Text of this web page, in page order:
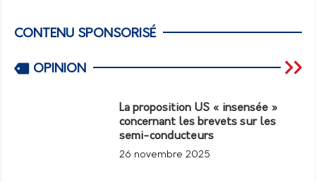
CONTENU SPONSORISÉ
OPINION
La proposition US « insensée »
concernant les brevets sur les
semi-conducteurs
26 novembre 2025